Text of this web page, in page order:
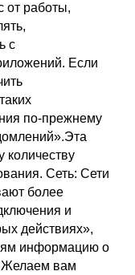
от работы,
с
Если
по-прежнему
количеству
Сеть: Сети
более
и
действиях»,
информацию о
Желаем вам